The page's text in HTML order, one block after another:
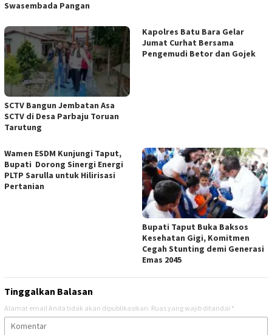
Swasembada Pangan
SCTV Bangun Jembatan Asa
SCTV di Desa Parbaju Toruan
Tarutung
Kapolres Batu Bara Gelar
Jumat Curhat Bersama
Pengemudi Betor dan Gojek
Wamen ESDM Kunjungi Taput,
Bupati Dorong Sinergi Energi
PLTP Sarulla untuk Hilirisasi
Pertanian
Bupati Taput Buka Baksos
Kesehatan Gigi, Komitmen
Cegah Stunting demi Generasi
Emas 2045
Tinggalkan Balasan
Alamat email Anda tidak akan dipublikasikan. Ruas yang wajib ditandai *